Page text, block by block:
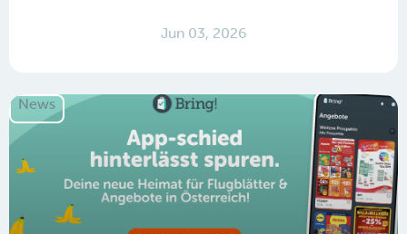
Jun 03, 2026
News